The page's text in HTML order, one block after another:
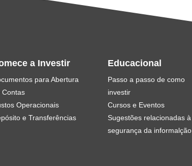
a Investir
para Abertura
Contas
Operacionais
e Transferências
Educacional
Passo a passo de como
investir
Cursos e Eventos
Sugestões relacionadas à
segurança da informalção